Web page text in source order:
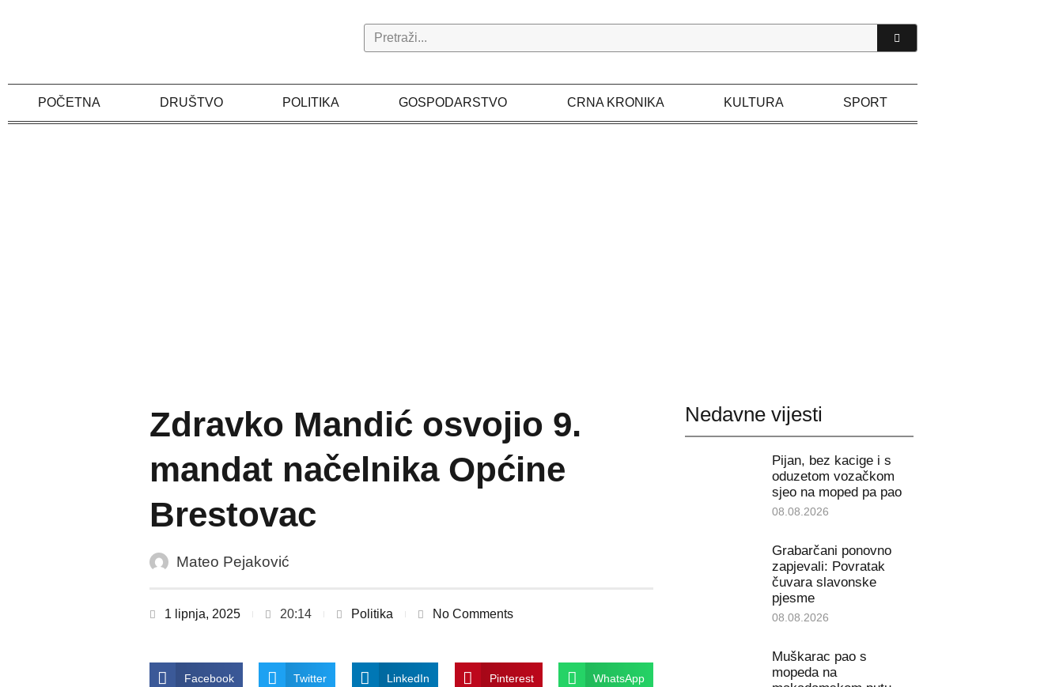
Search
POČETNA DRUŠTVO POLITIKA GOSPODARSTVO CRNA KRONIKA KULTURA SPORT
Zdravko Mandić osvojio 9.
mandat načelnika Općine
Brestovac
Mateo Pejaković
1 lipnja, 2025 20:14 Politika No Comments
Facebook Twitter LinkedIn Pinterest WhatsApp
Nedavne vijesti
Pijan, bez kacige i s
oduzetom vozačkom
sjeo na moped pa pao
08.08.2026
Grabarčani ponovno
zapjevali: Povratak
čuvara slavonske
pjesme
08.08.2026
Muškarac pao s
mopeda na